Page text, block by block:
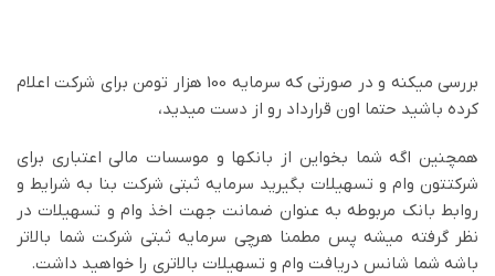
بررسی میکنه و در صورتی که سرمایه 100 هزار تومن برای شرکت اعلام
کرده باشید حتما اون قرارداد رو از دست میدید،
همچنین اگه شما بخواین از بانکها و موسسات مالی اعتباری برای
شرکتتون وام و تسهیلات بگیرید سرمایه ثبتی شرکت بنا به شرایط و
روابط بانک مربوطه به عنوان ضمانت جهت اخذ وام و تسهیلات در
نظر گرفته میشه پس مطمنا هرچی سرمایه ثبتی شرکت شما بالاتر
باشه شما شانس دریافت وام و تسهیلات بالاتری را خواهید داشت.